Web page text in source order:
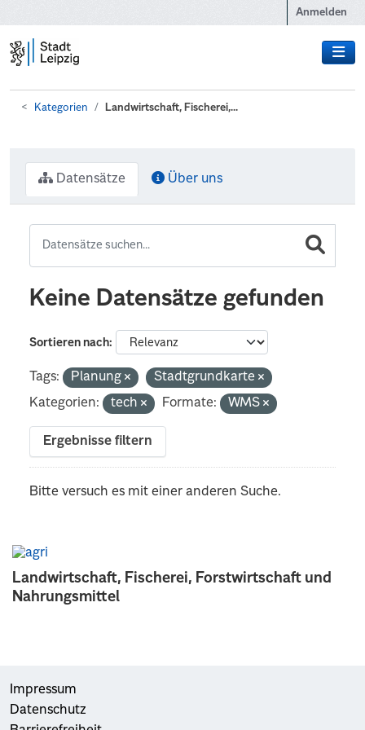
Anmelden
Kategorien Landwirtschaft, Fischerei,...
Landwirtschaft, Fischerei, Forstwirtschaft und
Nahrungsmittel
Datensätze Über uns
Keine Datensätze gefunden
Sortieren nach
Tags: Planung
Stadtgrundkarte
Kategorien:
tech Formate: WMS
Ergebnisse filtern
Bitte versuch es mit einer anderen Suche.
Impressum
Datenschutz